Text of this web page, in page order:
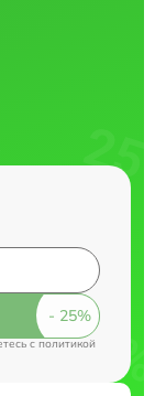
cполитикой